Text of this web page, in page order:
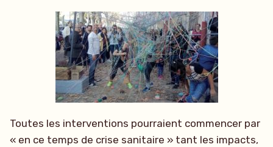
Toutes les interventions pourraient commencer par
« en ce temps de crise sanitaire » tant les impacts,